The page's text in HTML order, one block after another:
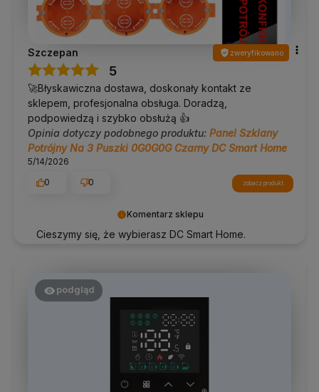
Komentarz sklepu
Cieszymy się, że wybierasz DC Smart Home.
Szczepan zweryfikowano
5
🚀Błyskawiczna dostawa, doskonały kontakt ze
sklepem, profesjonalna obsługa. Doradzą,
podpowiedzą i szybko obsłużą 👍️
Opinia dotyczy podobnego produktu: Panel Szklany
Potrójny Na 3 Puszki 0G0G0G Czarny DC Smart Home
5/14/2026
0
0 zobacz produkt
podgląd